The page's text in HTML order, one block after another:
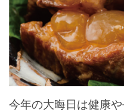
今年の大晦日は健康や